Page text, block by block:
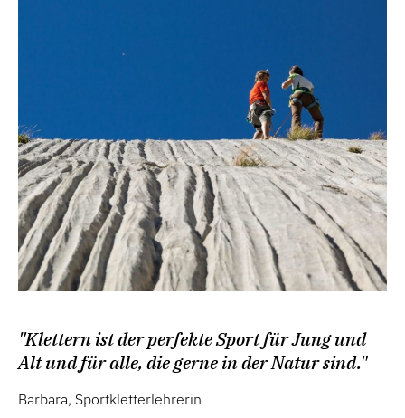
"Klettern ist der perfekte Sport für Jung und
Alt und für alle, die gerne in der Natur sind."
Barbara, Sportkletterlehrerin